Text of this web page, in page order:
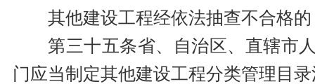
其他建设工程经依法抽查不合格
第三十五条省、自治区、直辖市
门应当制定其他建设工程分类管理目